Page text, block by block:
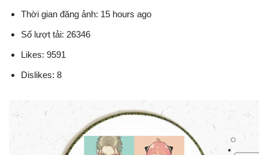
Thời gian đăng ảnh: 15 hours ago
Số lượt tải: 26346
Likes: 9591
Dislikes: 8